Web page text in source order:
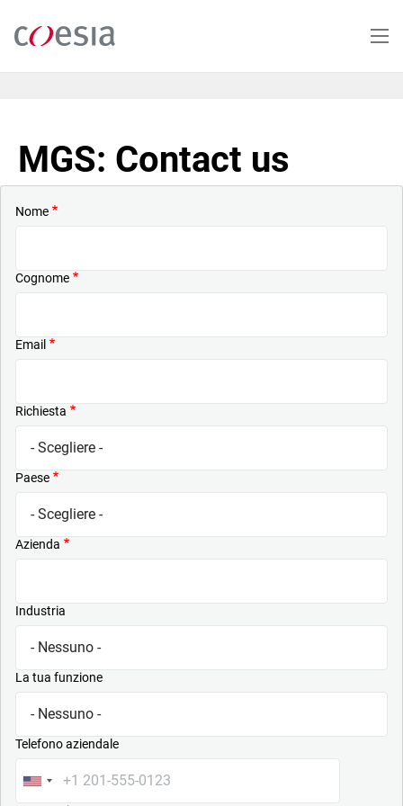
contenuto
MGS: Contact us
Nome
Cognome
Email
Richiesta
Paese
Azienda
Industria
La tua funzione
Telefono aziendale